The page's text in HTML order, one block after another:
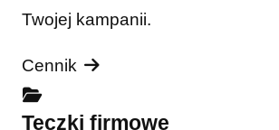
Twojej kampanii.
Cennik
Teczki firmowe